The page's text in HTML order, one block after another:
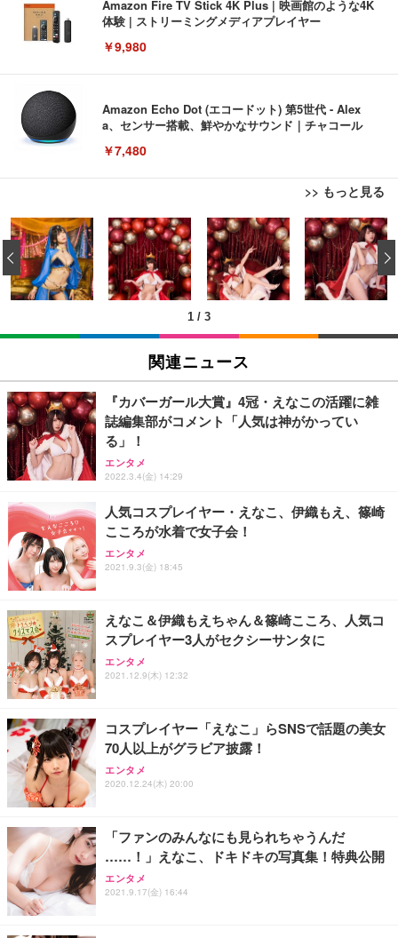
Amazon Fire TV Stick 4K Plus | 映画館のような4K
体験 | ストリーミングメディアプレイヤー
￥9,980
Amazon Echo Dot (エコードット) 第5世代 - Alex
a、センサー搭載、鮮やかなサウンド｜チャコール
￥7,480
>> もっと見る
[EdoErgo] オフィスチェア 椅子 テレワーク 疲れな
い 跳ね上げ式アームレスト コンパクト 約105度ロッ
キング pc 事務椅子 360度回転 座面昇降 強化ナイロ
ン樹脂ベース 通気性メッシュ 在宅ワーク H-WY01
(黒網+黒枠+黒足)
￥5,699
SIHOO B100 オフィスチェア／デスクチェア メッシ
ュチェア 人間工学 疲れない ブラック
￥27,999
Sezlife オフィスチェア デスクチェア 疲れない テレ
ワーク チェア 強化バックレスト 30度ロッキング機
能 人間工学 椅子 腰サポート 90度跳ね上げ式アーム
レスト 3Dヘッドレスト ハンガー付き 高反発クッシ
務用 おしゃれ パソコンチェア (ブラック)
Sezlife オフィスチェア デスクチェア 疲れない テレ
ワーク チェア 強化バックレスト 30度ロッキング機
能 人間工学 椅子 腰サポート 90度跳ね上げ式アーム
務用 おしゃれ パソコンチェア (ホワイト)
ANDWINT オフィスチェア デスクチェア 肘なし メ
ッシュ 通気性 ランバーサポート付き 腰サポート ガ
ス圧無段階昇降 360度回転 キャスター付き コンパク
EIZO ビジネス向けプレミアムモニター | FlexScan
EV3240X-WT | 31.5型4K UHD・USB Type-C・ホワ
イト
￥105,595
EIZO ビジネス向けプレミアムモニター | FlexScan
￥109,572
【純正品】27"ゲーミングモニター DualSense 充電
フック付き（CFI-ZDM1J）
￥49,979
【整備済み品】Dell E2724HS 27インチ 液晶モニタ
ー フルHD（1920×1080）VA 非光沢 HDMI/DisplayP
ort/VGA スピーカー内蔵 高さ調整 スイベル VESA対
【MiniLED/24.5inch/280Hz/FHD】GRAPHT THE S
HOOTER Gaming Monitor 24” Essential ゲーミン
グモニター QD 24.5インチ 1ms FHD 量子ドット 残
Amazonベーシック ペットシーツ 薄型 レギュラー 1
回使い捨て 無香料 ホワイト 300枚
￥3,373
Amazonベーシック ペットシーツ 厚型 ワイド 42枚
x2袋(84枚) ホワイト(吸収面:ライトブルー)
￥3,234
ネオ・ルーライフ ネオ・オムツ L 中型犬用 26枚入
り 単品
￥1,800
Smart Basic(スマートベーシック) 【Amazon.co.jp
限定】 Smart Basic アイリスオーヤマ ペットシーツ
超厚型 お徳用 ワイド 100枚入 (x 1) (ケース販売)
アイリスオーヤマ ペットシーツ 超厚型 お徳用 レギ
ュラー 200枚入【Amazon.co.jp限定】
1 / 3
‹
関連ニュース
『カバーガール大賞』4冠・えなこの活躍に雑
誌編集部がコメント「人気は神がかってい
る」！
エンタメ
2022.3.4(金) 14:29
人気コスプレイヤー・えなこ、伊織もえ、篠崎
こころが水着で女子会！
エンタメ
2021.9.3(金) 18:45
えなこ＆伊織もえちゃん＆篠崎こころ、人気コ
スプレイヤー3人がセクシーサンタに
エンタメ
2021.12.9(木) 12:32
コスプレイヤー「えなこ」らSNSで話題の美女
70人以上がグラビア披露！
エンタメ
2020.12.24(木) 20:00
「ファンのみんなにも見られちゃうんだ
……！」えなこ、ドキドキの写真集！特典公開
エンタメ
2021.9.17(金) 16:44